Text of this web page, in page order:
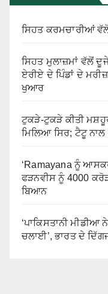
ਸਿਹਤ ਕਰਮਚਾਰੀਆਂ
ਸਿਹਤ ਮੁਲਾਜ਼ਮਾਂ ਵੱਲੋਂ
ਏਰੀਏ ਦੇ ਪਿੰਡਾਂ ਦੇ
ਖੁਆਰ
ਟੁਕੜੇ-ਟੁਕੜੇ ਕੀਤੀ
ਮਿਲਿਆ ਸਿਰ; ਟੈਟੂ
‘Ramayana ਨੂੰ
ਫੜਨਵੀਸ ਨੂੰ 4000
ਬਿਆਨ
‘ਪਾਕਿਸਤਾਨੀ
ਚਲਾਈ’, ਭਾਰਤ ਦੇ